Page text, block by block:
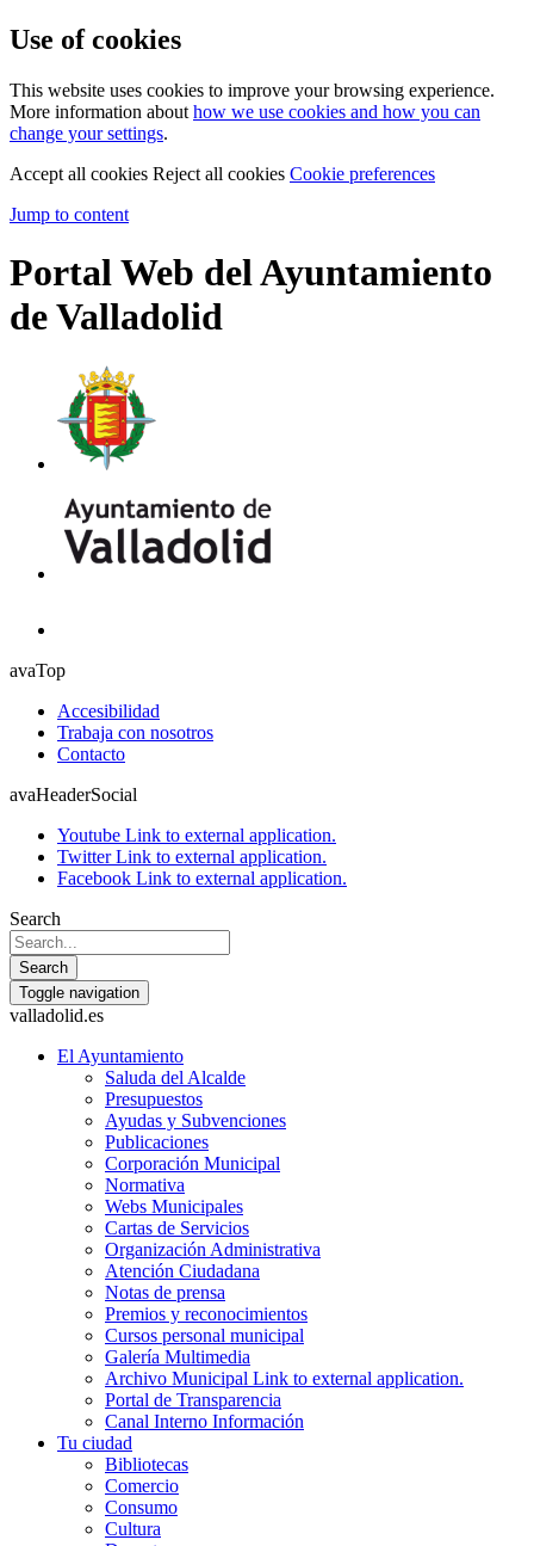
Use of cookies
This website uses cookies to improve your browsing experience.
More information about how we use cookies and how you can
change your settings.
Accept all cookies Reject all cookies Cookie preferences
Jump to content
Portal Web del Ayuntamiento
de Valladolid
avaTop
Accesibilidad
Trabaja con nosotros
Contacto
avaHeaderSocial
Youtube Link to external application.
TwitterLink to external application.
Facebook Link to external application.
Search
Search
Toggle navigation
valladolid.es
El Ayuntamiento
Saluda del Alcalde
Presupuestos
Ayudas y Subvenciones
Publicaciones
Corporación Municipal
Normativa
Webs Municipales
Cartas de Servicios
Organización Administrativa
Atención Ciudadana
Notas de prensa
Premios y reconocimientos
Cursos personal municipal
Galería Multimedia
Archivo Municipal Link to external application.
Portal de Transparencia
Canal Interno Información
Tu ciudad
Bibliotecas
Comercio
Consumo
Cultura